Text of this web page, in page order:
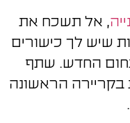
, אל תשכח את
שיש לך כישורים
החדש. שתף
בקריירה הראשונה